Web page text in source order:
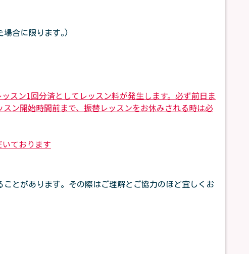
場合に限ります｡)
スン1回分済としてレッスン料が発生します。必ず前日ま
ン開始時間前まで、振替レッスンをお休みされる時は必
ております
とがあります。その際はご理解とご協力のほど宜しくお